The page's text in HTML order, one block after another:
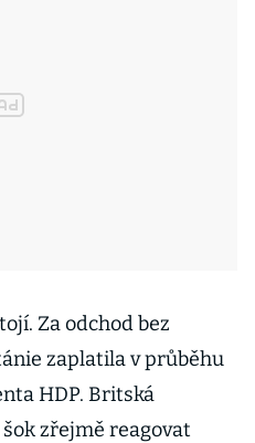
Za odchod bez
zaplatila v průběhu
HDP. Britská
zřejmě reagovat